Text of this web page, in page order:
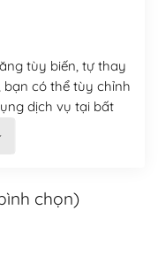
tùy biến, tự thay
bạn có thể tùy chỉnh
dịch vụ tại bất
chọn)